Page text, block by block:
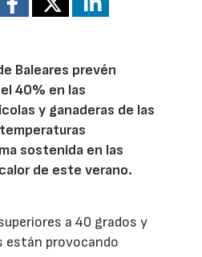
Baleares prevén
40% en las
y ganaderas de las
sostenida en las
de este verano.
a 40 grados y
están provocando